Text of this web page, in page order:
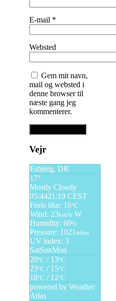
E-mail *
Websted
Gem mit navn,
mail og websted i
denne browser til
næste gang jeg
kommenterer.
Vejr
Esbjerg, DK
17°
Mostly Cloudy
05:4421:19 CEST
Feels like: 16°C
Wind: 23km/h W
Humidity: 60%
Pressure: 1021 mbar
UV index: 3
SatSunMon
20°C / 13°C
23°C / 15°C
18°C / 12°C
powered by Weather
Atlas